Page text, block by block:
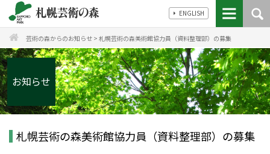
ENGLISH
芸術の森からのお知らせ > 札幌芸術の森美術館協力員（資料整理部）の募集
お知らせ
札幌芸術の森美術館協力員（資料整理部）の募集